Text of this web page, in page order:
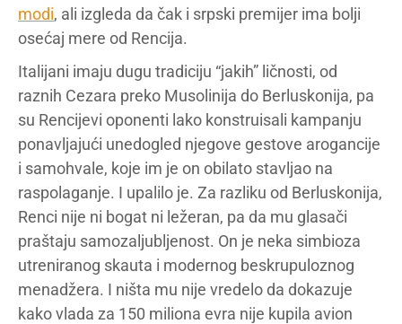
modi, ali izgleda da čak i srpski premijer ima bolji
osećaj mere od Rencija.
Italijani imaju dugu tradiciju “jakih” ličnosti, od
raznih Cezara preko Musolinija do Berluskonija, pa
su Rencijevi oponenti lako konstruisali kampanju
ponavljajući unedogled njegove gestove arogancije
i samohvale, koje im je on obilato stavljao na
raspolaganje. I upalilo je. Za razliku od Berluskonija,
Renci nije ni bogat ni ležeran, pa da mu glasači
praštaju samozaljubljenost. On je neka simbioza
utreniranog skauta i modernog beskrupuloznog
menadžera. I ništa mu nije vredelo da dokazuje
kako vlada za 150 miliona evra nije kupila avion